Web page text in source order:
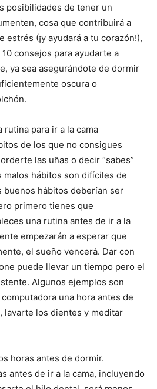
posibilidades de tener un
cosa que contribuirá a
(¡y ayudará a tu corazón!),
consejos para ayudarte a
ya sea asegurándote de dormir
oscura o
rutina para ir a la cama
de los que no consigues
las uñas o decir “sabes”
malos hábitos son difíciles de
buenos hábitos deberían ser
primero tienes que
una rutina antes de ir a la
empezarán a esperar que
el sueño vencerá. Dar con
puede llevar un tiempo pero el
Algunos ejemplos son
una hora antes de
lavarte los dientes y meditar
horas antes de dormir.
antes de ir a la cama, incluyendo